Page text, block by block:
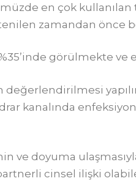
en çok
zamandan önce
görülmekte ve
değerlendirilmesi
kanalında
ve doyuma
cinsel ilişki